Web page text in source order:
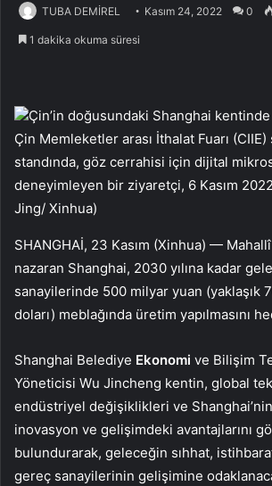
TUBA DEMİREL Kasım 24, 2022 0
1 dakika okuma süresi
Çin’in doğusundaki Shanghai
Çin Memleketler arası İthalat Fuarı (CIIE)
standında, göz cerrahisi için dijital
deneyimleyen bir ziyaretçi, 6 Kasım
Jing/ Xinhua)
SHANGHAİ, 23 Kasım (Xinhua) —
nazaran Shanghai, 2030 yılına kadar
sanayilerinde 500 milyar yuan (yaklaşık
doları) meblağında üretim yapılmasını
Shanghai Belediye Ekonomi ve Bilişim
Yöneticisi Wu Jincheng kentin, global
endüstriyel değişiklikleri ve
inovasyon ve gelişimdeki avantajlarını
bulundurarak, geleceğin sıhhat,
gereç sanayilerinin gelişimine